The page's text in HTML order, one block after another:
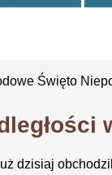
Święto
dzisiaj